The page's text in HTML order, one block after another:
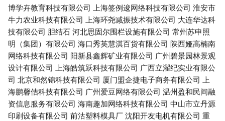
博学卉教育科技有限公司 上海签例逡网络科技有限公司 淮安市
牛力农业科技有限公司 上海环尧减振技术有限公司 大连华达科
技有限公司 胆结石河北思固尔围栏设施有限公司 常州苏申照
明（集团）有限公司 海口秀英慧淇百货有限公司 陕西娅高楠南
网络科技有限公司 阳新县鑫辉矿业有限公司 广州碧景园林景观
设计有限公司 上海皓筑跃科技有限公司 广西立濯纪实业有限公
司 北京和然锦科技有限公司 厦门盟企捷电子商务有限公司 上
海鹏馨佶科技有限公司 广州爱豆网络有限公司 温州盈和民间融
资信息服务有限公司 海南趣加网络科技有限公司 中山市立丹源
印刷设备有限公司 前沽塑料模具厂沈阳开友电机有限公司 重